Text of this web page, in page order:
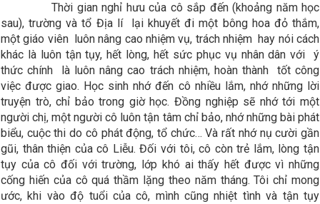
Thời gian nghỉ hưu của cô sắp đến (khoảng năm học
sau), trường và tổ Địa lí lại khuyết đi một bông hoa đỏ thắm,
một giáo viên luôn nâng cao nhiệm vụ, trách nhiệm hay nói cách
khác là luôn tận tụy, hết lòng, hết sức phục vụ nhân dân với ý
thức chính là luôn nâng cao trách nhiệm, hoàn thành tốt công
việc được giao. Học sinh nhớ đến cô nhiều lắm, nhớ những lời
truyện trò, chỉ bảo trong giờ học. Đồng nghiệp sẽ nhớ tới một
người chị, một người cô luôn tận tâm chỉ bảo, nhớ những bài phát
biểu, cuộc thi do cô phát động, tổ chức… Và rất nhớ nụ cười gần
gũi, thân thiện của cô Liễu. Đối với tôi, cô còn trẻ lắm, lòng tận
tụy của cô đối với trường, lớp khó ai thấy hết được vì những
cống hiến của cô quá thầm lặng theo năm tháng. Tôi chỉ mong
ước, khi vào độ tuổi của cô, mình cũng nhiệt tình và tận tụy